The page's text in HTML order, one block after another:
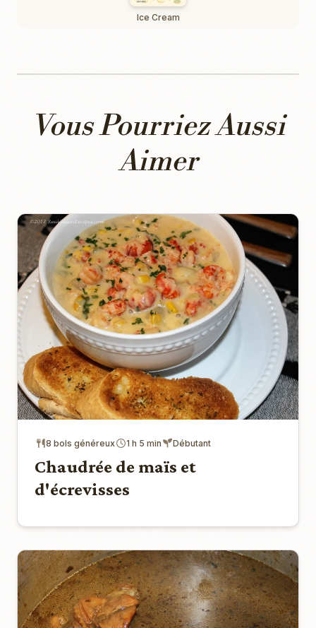
Ice Cream
Vous Pourriez Aussi
Aimer
8 bols généreux 1 h 5 min Débutant
Chaudrée de maïs et
d'écrevisses